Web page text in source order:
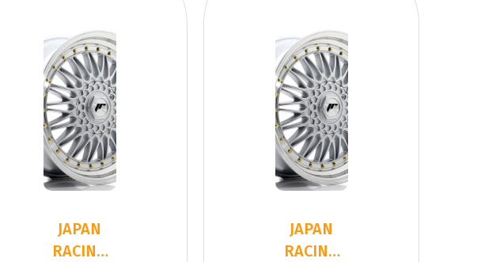
JAPAN
RACING
JAPAN
RACING